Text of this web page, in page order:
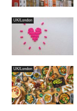
UK/London
UK/London